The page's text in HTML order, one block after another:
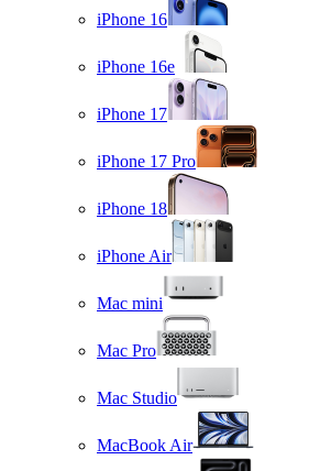
iPhone 16
iPhone 16e
iPhone 17
iPhone 17 Pro
iPhone 18
iPhone Air
Mac mini
Mac Pro
Mac Studio
MacBook Air